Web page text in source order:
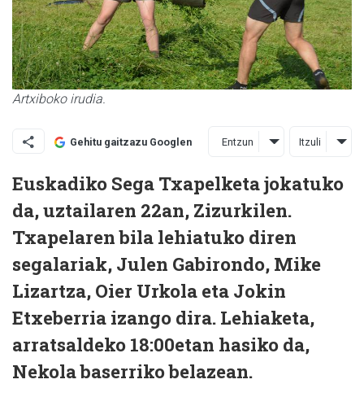
Artxiboko irudia.
Gehitu gaitzazu Googlen Entzun Itzuli
Euskadiko Sega Txapelketa jokatuko
da, uztailaren 22an, Zizurkilen.
Txapelaren bila lehiatuko diren
segalariak, Julen Gabirondo, Mike
Lizartza, Oier Urkola eta Jokin
Etxeberria izango dira. Lehiaketa,
arratsaldeko 18:00etan hasiko da,
Nekola baserriko belazean.